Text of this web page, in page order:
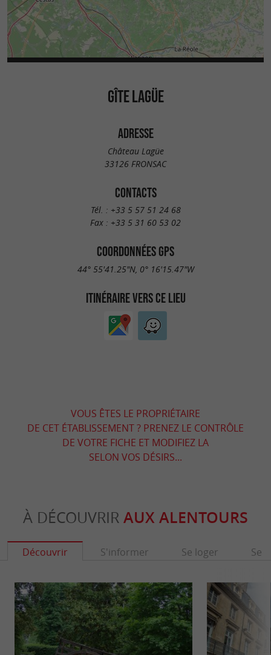
GÎTE LAGÜE
ADRESSE
Château Lagüe
33126 FRONSAC
CONTACTS
Tél. : +33 5 57 51 24 68
Fax : +33 5 31 60 53 02
COORDONNÉES GPS
44° 55'41.25"N, 0° 16'15.47"W
ITINÉRAIRE VERS CE LIEU
VOUS ÊTES LE PROPRIÉTAIRE
DE CET ÉTABLISSEMENT ? PRENEZ LE CONTRÔLE
DE VOTRE FICHE ET MODIFIEZ LA
SELON VOS DÉSIRS...
À DÉCOUVRIR AUX ALENTOURS
Découvrir S'informer Se loger Se